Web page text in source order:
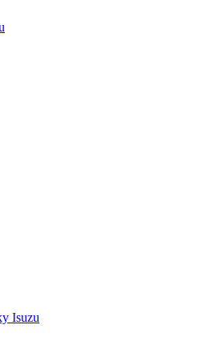
Isuzu